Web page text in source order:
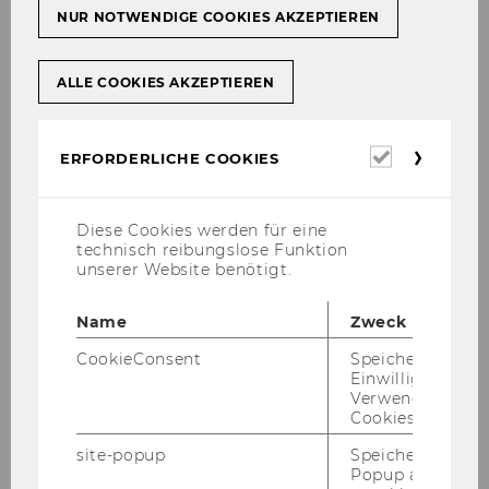
reit­ge­stellt.
Syn­chro­ne Online-​Lehre
NUR NOTWENDIGE COOKIES AKZEPTIEREN
ALLE COOKIES AKZEPTIEREN
ERFORDERLICHE COOKIES
Diese Cookies werden für eine
technisch reibungslose Funktion
unserer Website benötigt.
Name
Zweck
CookieConsent
Speichert Ihre
Einwilligung zur
Verwendung von
Cookies.
site-popup
Speichert ob ein
Popup